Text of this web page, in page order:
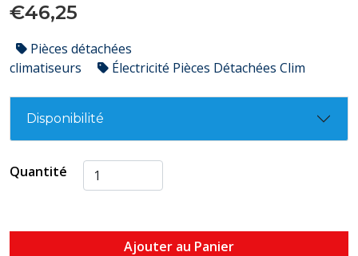
€46,25
Pièces détachées
climatiseurs
Électricité Pièces Détachées Clim
Disponibilité
Quantité
Ajouter au Panier